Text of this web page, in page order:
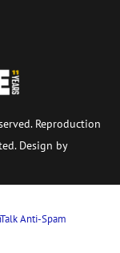
Reproduction
Design by
Anti-Spam